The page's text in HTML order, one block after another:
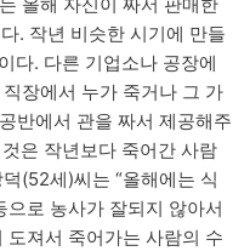
올해 자신이 짜서 판매한
. 작년 비슷한 시기에 만들
다. 다른 기업소나 공장에
장에서 누가 죽거나 그 가
반에서 관을 짜서 제공해주
은 작년보다 죽어간 사람
(52세)씨는 “올해에는 식
로 농사가 잘되지 않아서
져서 죽어가는 사람의 수